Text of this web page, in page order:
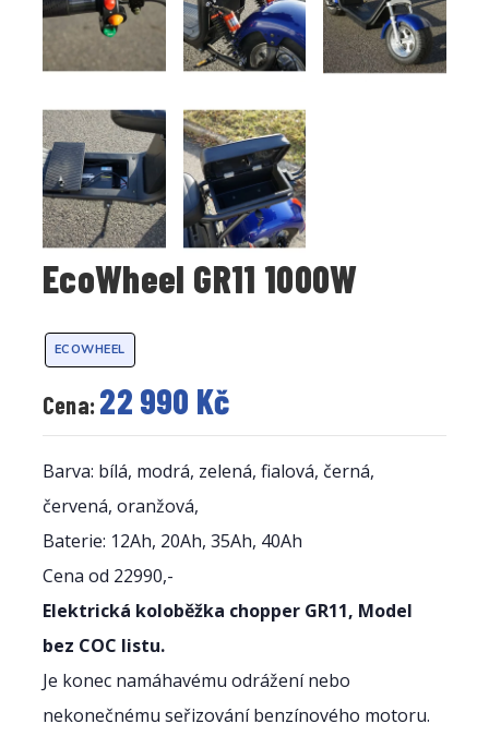
EcoWheel GR11 1000W
ECOWHEEL
Cena: 22 990 Kč
Barva: bílá, modrá, zelená, fialová, černá,
červená, oranžová,
Baterie: 12Ah, 20Ah, 35Ah, 40Ah
Cena od 22990,-
Elektrická koloběžka chopper GR11, Model
bez COC listu.
Je konec namáhavému odrážení nebo
nekonečnému seřizování benzínového motoru.